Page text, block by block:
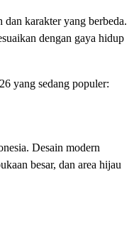
karakter yang berbeda.
dengan gaya hidup
yang sedang populer:
Desain modern
besar, dan area hijau